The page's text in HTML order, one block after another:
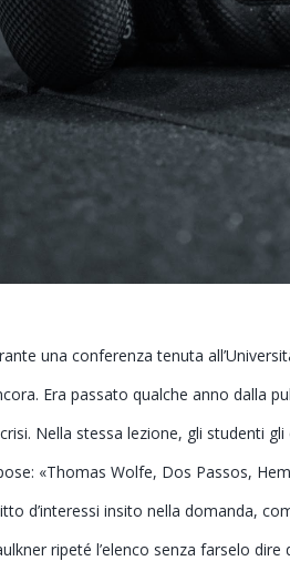
una conferenza tenuta
Era passato qualche anno dalla
Nella stessa lezione, gli studenti
«Thomas Wolfe, Dos Passos,
d’interessi insito nella domanda,
ripeté l’elenco senza farselo dire